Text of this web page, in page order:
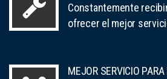
Constantemente
ofrecer el mejor
MEJOR SERVICIO